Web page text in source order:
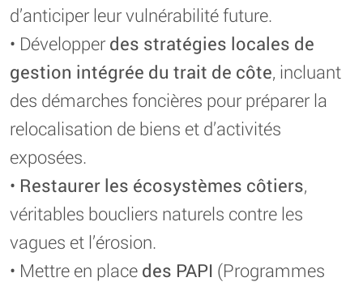
d’anticiper leur vulnérabilité future.
• Développer des stratégies locales de
gestion intégrée du trait de côte, incluant
des démarches foncières pour préparer la
relocalisation de biens et d’activités
exposées.
• Restaurer les écosystèmes côtiers,
véritables boucliers naturels contre les
vagues et l’érosion.
• Mettre en place des PAPI (Programmes